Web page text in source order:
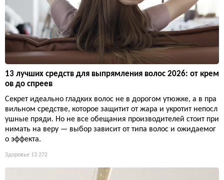
13 лучших средств для выпрямления волос 2026: от крем
ов до спреев
Секрет идеально гладких волос не в дорогом утюжке, а в пра
вильном средстве, которое защитит от жара и укротит непосл
ушные пряди. Но не все обещания производителей стоит при
нимать на веру — выбор зависит от типа волос и ожидаемог
о эффекта.
Здоровье 13 272